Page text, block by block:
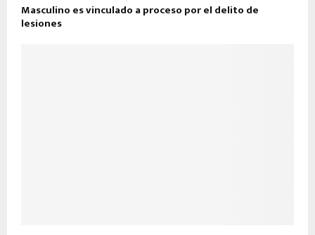
Masculino es vinculado a proceso por el delito de
lesiones